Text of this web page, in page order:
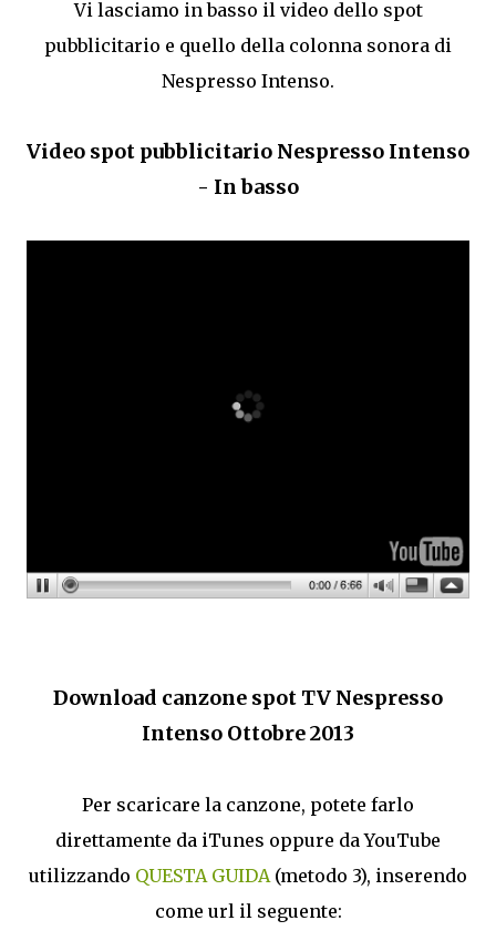
Vi lasciamo in basso il video dello spot
pubblicitario e quello della colonna sonora di
Nespresso Intenso.
Video spot pubblicitario Nespresso Intenso
- In basso
Download canzone spot TV Nespresso
Intenso Ottobre 2013
Per scaricare la canzone, potete farlo
direttamente da iTunes oppure da YouTube
utilizzando QUESTA GUIDA (metodo 3), inserendo
come url il seguente: